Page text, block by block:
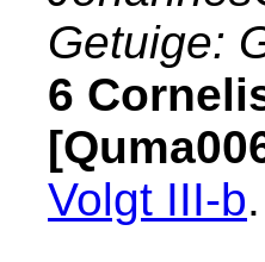
Getuige:
6
Volgt III-b.